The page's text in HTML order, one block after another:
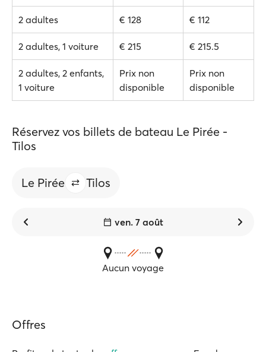
2 adultes € 128 € 112
2 adultes, 1 voiture € 215 € 215.5
2 adultes, 2 enfants,
1 voiture
Prix non
disponible
Prix non
disponible
Réservez vos billets de bateau Le Pirée -
Tilos
Le Pirée Tilos
ven. 7 août
Aucun voyage
Offres